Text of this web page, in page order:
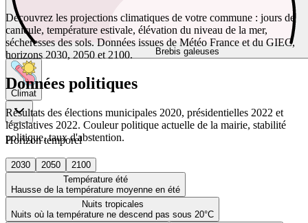
Brebis galeuses
Climat
Horizon temporel
2030 2050
2100
Température été
Hausse de la température moyenne en été
Nuits tropicales
Nuits où la température ne descend pas sous 20°C
Découvrez les projections climatiques de votre commune : jours de
canicule, température estivale, élévation du niveau de la mer,
sécheresses des sols. Données issues de Météo France et du GIEC,
horizons 2030, 2050 et 2100.
Données politiques
Résultats des élections municipales 2020, présidentielles 2022 et
législatives 2022. Couleur politique actuelle de la mairie, stabilité
politique, taux d'abstention.